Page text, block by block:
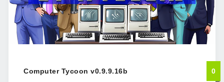
Computer Tycoon v0.9.9.16b 0